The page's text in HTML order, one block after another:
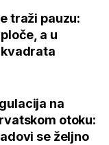
traži pauzu:
a u
na
otoku:
se željno